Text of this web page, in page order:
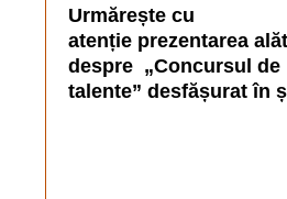
Urmărește cu
atenție prezentarea
despre „Concursul de
talente” desfășurat în